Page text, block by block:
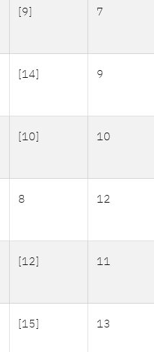
[9] 7
[14] 9
[10] 10
8 12
[12] 11
[15] 13